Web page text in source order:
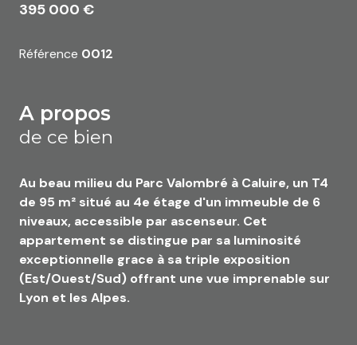
395 000 €
Référence 0012
a propos
de ce bien
Au beau milieu du Parc Valombré à Caluire, un T4
de 95 m² situé au 4e étage d'un immeuble de 6
niveaux, accessible par ascenseur. Cet
appartement se distingue par sa luminosité
exceptionnelle grace à sa triple exposition
(Est/Ouest/Sud) offrant une vue imprenable sur
Lyon et les Alpes.